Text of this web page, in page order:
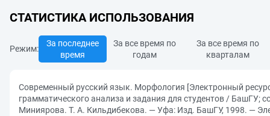
СТАТИСТИКА ИСПОЛЬЗОВАНИЯ
Режим:
За последнее
время
За все время по
годам
За все время по
кварталам
Современный русский язык. Морфология [Электронный
грамматического анализа и задания для студентов / БашГУ;
Миниярова. Т. А. Кильдибекова. — Уфа: Изд. БашГУ, 1998. —